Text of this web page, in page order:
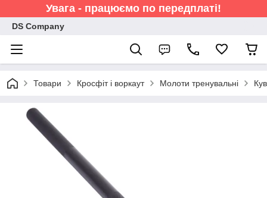
Увага - працюємо по передплаті!
DS Company
Товари Кросфіт і воркаут Молоти тренувальні